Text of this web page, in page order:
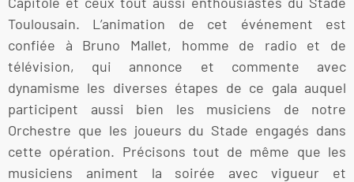
Toulousain. L’animation de cet événement est
confiée à Bruno Mallet, homme de radio et de
télévision, qui annonce et commente avec
dynamisme les diverses étapes de ce gala auquel
participent aussi bien les musiciens de notre
Orchestre que les joueurs du Stade engagés dans
cette opération. Précisons tout de même que les
musiciens animent la soirée avec vigueur et